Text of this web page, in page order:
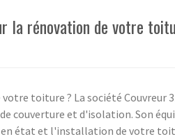
la rénovation de votre
toiture ? La société Couvreur
couverture et d'isolation. Son
état et l'installation de votre